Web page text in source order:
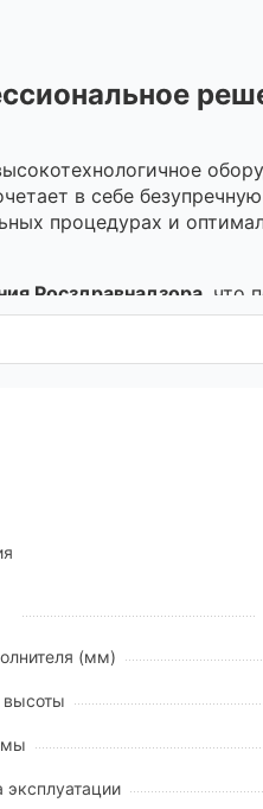
в себе
процедурах и
Росздравнадзора , что
всего срока
мягкую поддержку
демонтируются для
(мм)
высоты
эксплуатации